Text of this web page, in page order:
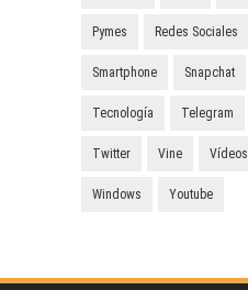
Pymes Redes Sociales
Smartphone Snapchat
Tecnología Telegram
Twitter Vine Vídeos
Windows Youtube